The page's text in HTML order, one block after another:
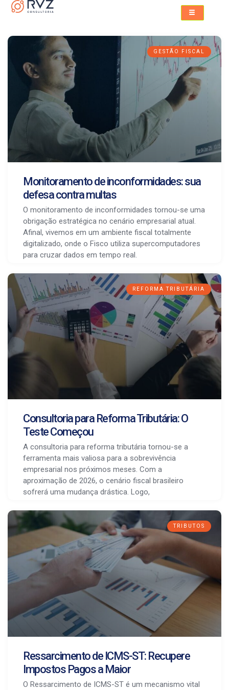
GESTÃO FISCAL
Monitoramento de inconformidades: sua
defesa contra multas
O monitoramento de inconformidades tornou-se uma
obrigação estratégica no cenário empresarial atual.
Afinal, vivemos em um ambiente fiscal totalmente
digitalizado, onde o Fisco utiliza supercomputadores
para cruzar dados em tempo real.
REFORMA TRIBUTÁRIA
Consultoria para Reforma Tributária: O
Teste Começou
A consultoria para reforma tributária tornou-se a
ferramenta mais valiosa para a sobrevivência
empresarial nos próximos meses. Com a
aproximação de 2026, o cenário fiscal brasileiro
sofrerá uma mudança drástica. Logo,
TRIBUTOS
Ressarcimento de ICMS-ST: Recupere
Impostos Pagos a Maior
O Ressarcimento de ICMS-ST é um mecanismo vital